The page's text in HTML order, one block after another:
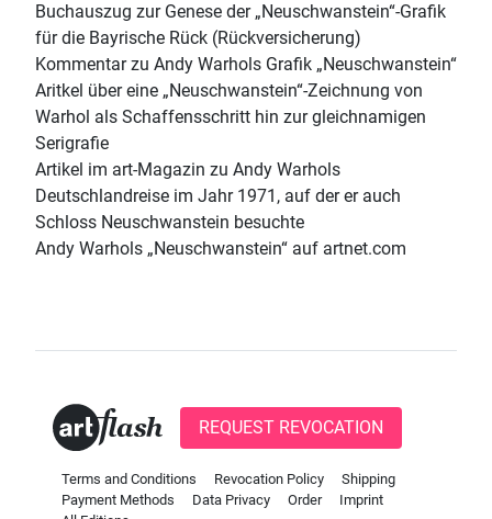
Buchauszug zur Genese der „Neuschwanstein“-Grafik
für die Bayrische Rück (Rückversicherung)
Kommentar zu Andy Warhols Grafik „Neuschwanstein“
Aritkel über eine „Neuschwanstein“-Zeichnung von
Warhol als Schaffensschritt hin zur gleichnamigen
Serigrafie
Artikel im art-Magazin zu Andy Warhols
Deutschlandreise im Jahr 1971, auf der er auch
Schloss Neuschwanstein besuchte
Andy Warhols „Neuschwanstein“ auf artnet.com
REQUEST REVOCATION
Terms and Conditions Revocation Policy
Shipping
Payment Methods
Data Privacy Order
Imprint